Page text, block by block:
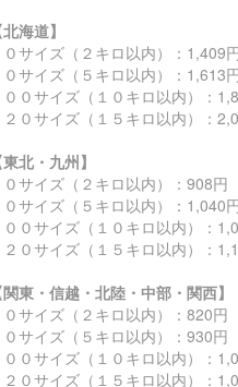
北海道】
０サイズ（２キロ以内）：1,409
０サイズ（５キロ以内）：1,613
００サイズ（１０キロ以内）：
２０サイズ（１５キロ以内）：
東北・九州】
０サイズ（２キロ以内）：908円
０サイズ（５キロ以内）：1,040
００サイズ（１０キロ以内）：
２０サイズ（１５キロ以内）：
関東・信越・北陸・中部・関西】
０サイズ（２キロ以内）：820円
０サイズ（５キロ以内）：930円
００サイズ（１０キロ以内）：
２０サイズ（１５キロ以内）：